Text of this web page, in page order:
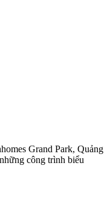
Grand Park, Quảng
công trình biểu